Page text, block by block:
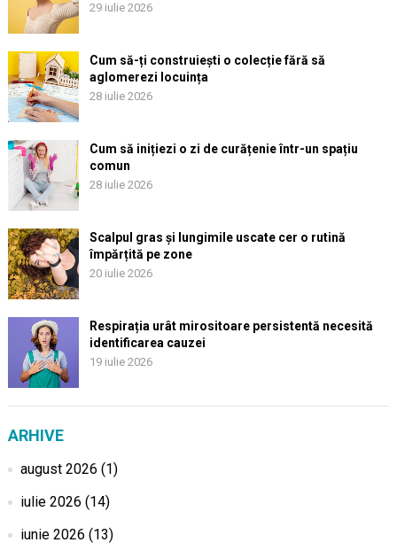
29 iulie 2026
Cum să-ți construiești o colecție fără să
aglomerezi locuința
28 iulie 2026
Cum să inițiezi o zi de curățenie într-un spațiu
comun
28 iulie 2026
Scalpul gras și lungimile uscate cer o rutină
împărțită pe zone
20 iulie 2026
Respirația urât mirositoare persistentă necesită
identificarea cauzei
19 iulie 2026
ARHIVE
august 2026 (1)
iulie 2026 (14)
iunie 2026 (13)